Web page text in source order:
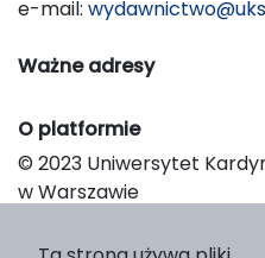
e-mail:
Ważne adresy
O platformie
© 2023 Uniwersytet
w Warszawie
Platform & Workflow by